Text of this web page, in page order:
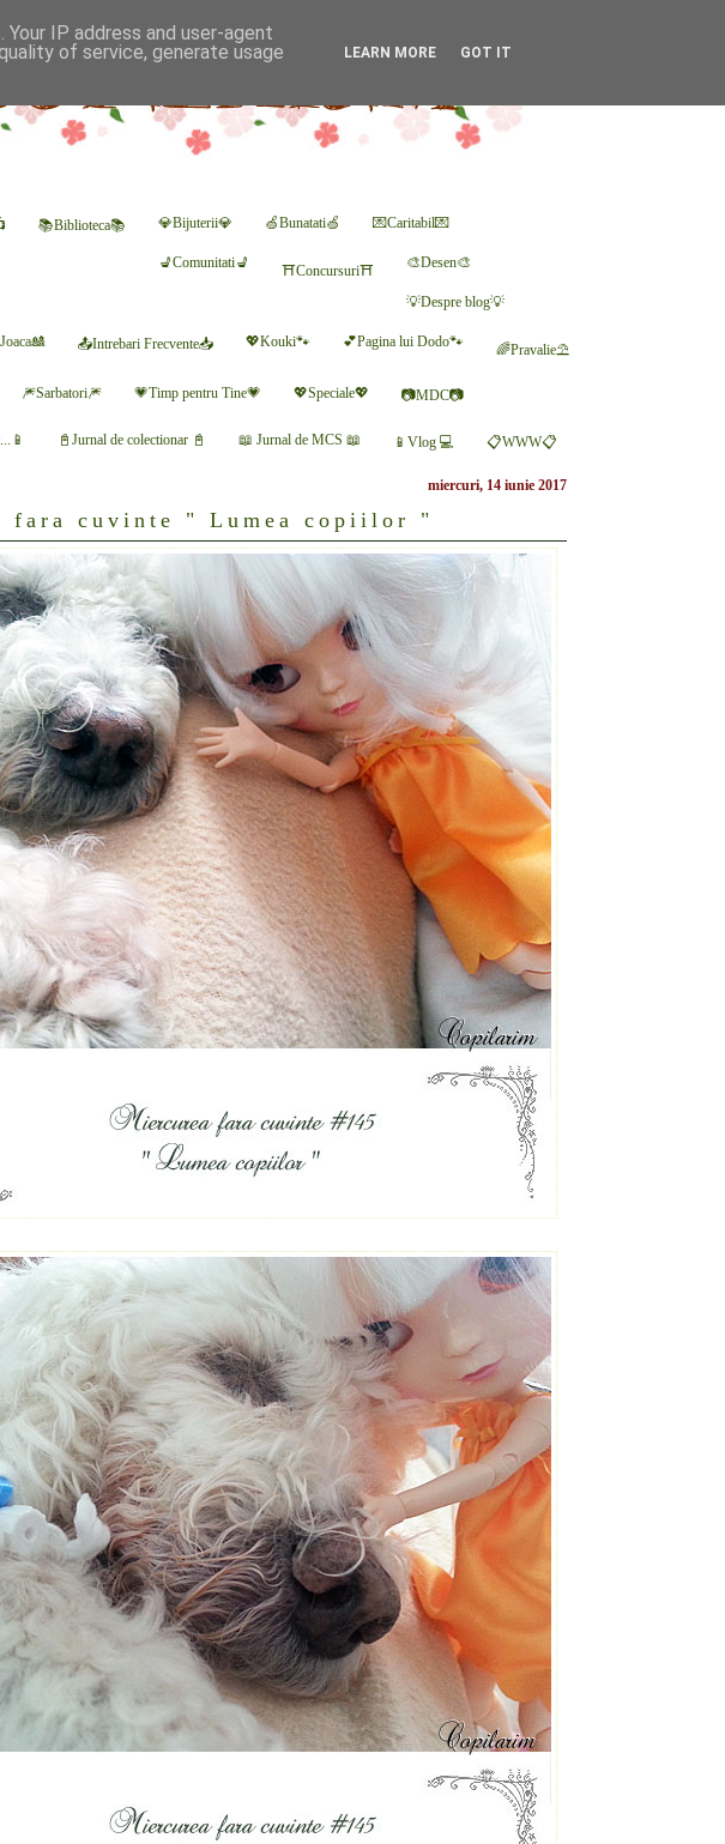
📚Biblioteca📚 💎Bijuterii💎 🍏Bunatati🍏 💌Caritabil💌
💺Comunitati💺 ⛩Concursuri⛩ 🎨Desen🎨
💡Despre blog💡
📤Intrebari Frecvente📥 💖Kouki🐾 💕Pagina lui Dodo🐾 🌈Pravalie⛱
🎆Sarbatori🎆 💗Timp pentru Tine💗 💖Speciale💖 📷MDC📷
📓Jurnal de colectionar 📓 📖 Jurnal de MCS 📖 📱Vlog 💻 📋WWW📋
miercuri, 14 iunie 2017
fara cuvinte " Lumea copiilor "
IP address and user-agent
of service, generate usage
LEARN MORE GOT IT